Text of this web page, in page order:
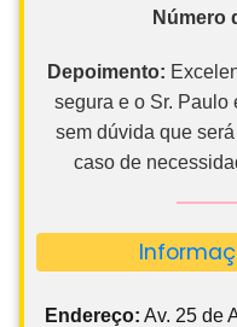
Número
Depoimento:
segura e o Sr. Paulo
sem dúvida que
caso de
Endereço: Av. 25 de